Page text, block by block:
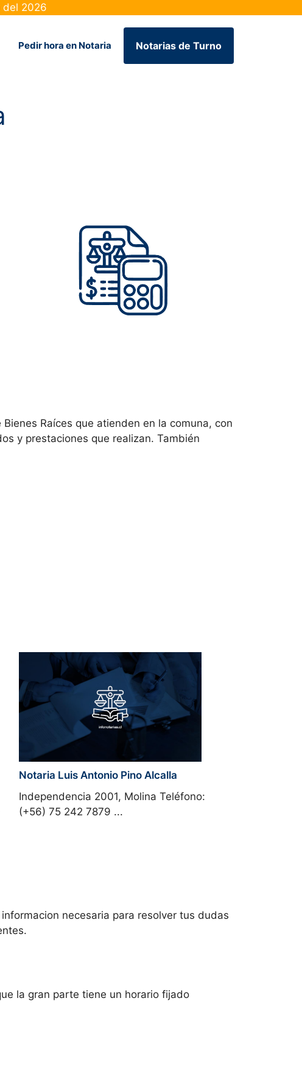
del 2026
Pedir hora en Notaria Notarias de Turno
Bienes Raíces que atienden en la comuna, con
y prestaciones que realizan. También
Notaria Luis Antonio Pino Alcalla
Independencia 2001, Molina Teléfono:
(+56) 75 242 7879 ...
necesaria para resolver tus dudas
la gran parte tiene un horario fijado